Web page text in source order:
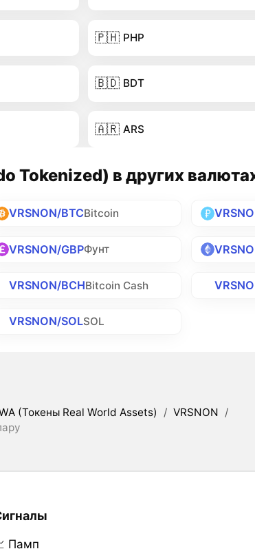
🇵🇭 PHP
🇧🇩 BDT
🇦🇷 ARS
Tokenized) в других
VRSNON/BTCBitcoin
VRSNON/GBPФунт
VRSNON/BCHBitcoin Cash
VRSNON/SOLSOL
(Токены Real World Assets) / VRSNON /
Памп